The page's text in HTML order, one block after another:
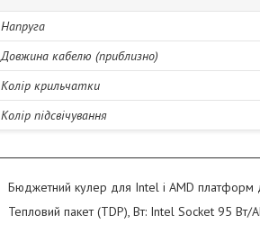
Напруга
Довжина кабелю (приблизно)
Колір крильчатки
Колір підсвічування
Бюджетний кулер для Intel і AMD
Тепловий пакет (TDP), Вт: Intel Socket 95 Вт/